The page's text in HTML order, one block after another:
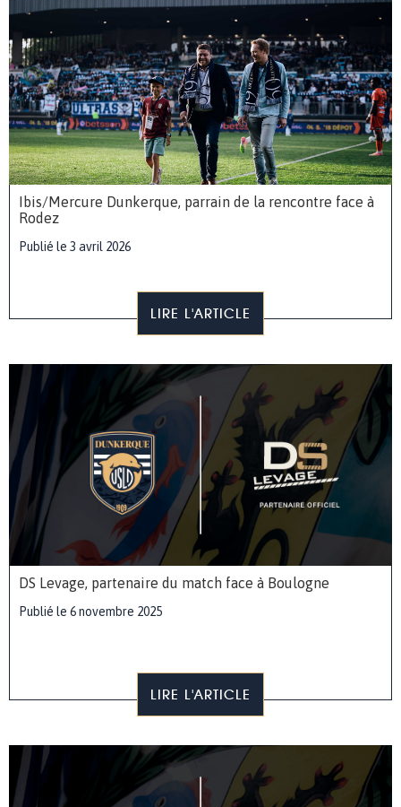
Ibis/Mercure Dunkerque, parrain de la rencontre face à
Rodez
Publié le 3 avril 2026
LIRE L'ARTICLE
DS Levage, partenaire du match face à Boulogne
Publié le 6 novembre 2025
LIRE L'ARTICLE